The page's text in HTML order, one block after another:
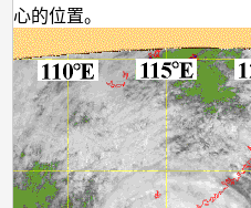
心的位置。